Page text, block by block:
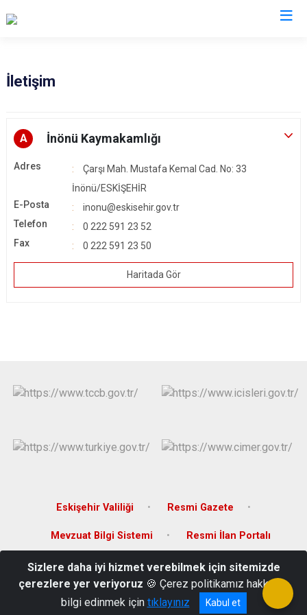
Beylikova
Çifteler
Günyüzü
Mahmudiye
Seyitgazi
Odunpazarı
İletişim
A İnönü Kaymakamlığı
Adres
Çarşı Mah. Mustafa Kemal Cad. No: 33
İnönü/ESKİŞEHİR
E-Posta
inonu@eskisehir.gov.tr
Telefon
0 222 591 23 52
Fax
0 222 591 23 50
Haritada Gör
Eskişehir Valiliği Resmi Gazete
Mevzuat Bilgi Sistemi Resmi İlan Portalı
Adres: Çarşı Mah. Mustafa Kemal Cad. No: 33 İnönü/Eskişehir
Telefon: 0 222 591 23 52
Sizlere daha iyi hizmet verebilmek için sitemizde
çerezlere yer veriyoruz 🍪 Çerez politikamız hakkında
bilgi edinmek için tıklayınız Kabul et